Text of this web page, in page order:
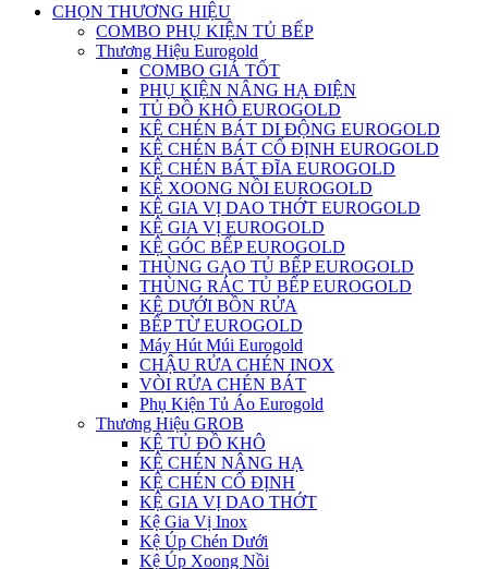
CHỌN THƯƠNG HIỆU
COMBO PHỤ KIỆN TỦ BẾP
Thương Hiệu Eurogold
COMBO GIÁ TỐT
PHỤ KIỆN NÂNG HẠ ĐIỆN
TỦ ĐỒ KHÔ EUROGOLD
KỆ CHÉN BÁT DI ĐỘNG EUROGOLD
KỆ CHÉN BÁT CỐ ĐỊNH EUROGOLD
KỆ CHÉN BÁT ĐĨA EUROGOLD
KỆ XOONG NỒI EUROGOLD
KỆ GIA VỊ DAO THỚT EUROGOLD
KỆ GIA VỊ EUROGOLD
KỆ GÓC BẾP EUROGOLD
THÙNG GẠO TỦ BẾP EUROGOLD
THÙNG RÁC TỦ BẾP EUROGOLD
KỆ DƯỚI BỒN RỬA
BẾP TỪ EUROGOLD
Máy Hút Múi Eurogold
CHẬU RỬA CHÉN INOX
VÒI RỬA CHÉN BÁT
Phụ Kiện Tủ Áo Eurogold
Thương Hiệu GROB
KỆ TỦ ĐỒ KHÔ
KỆ CHÉN NÂNG HẠ
KỆ CHÉN CỐ ĐỊNH
KỆ GIA VỊ DAO THỚT
Kệ Gia Vị Inox
Kệ Úp Chén Dưới
Kệ Úp Xoong Nồi